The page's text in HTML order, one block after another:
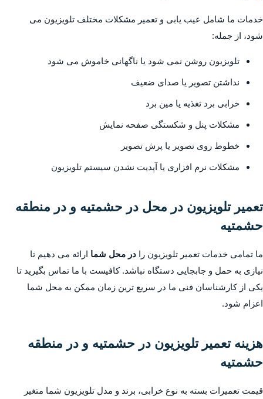
خدمات ما شامل عیب یابی و تعمیر مشکلات مختلف تلویزیون می
شود، از جمله:
تلویزیون روشن نمی شود یا ناگهانی خاموش می شود
نداشتن تصویر یا صدای ضعیف
خرابی برد تغذیه یا مین برد
مشکلات پنل و شکستگی صفحه نمایش
خطوط روی تصویر یا پرش تصویر
مشکلات نرم افزاری یا آپدیت نشدن سیستم تلویزیون
تعمیر تلویزیون در محل در حشمتیه و در منطقه
حشمتیه
ما تمامی خدمات تعمیر تلویزیون را در محل شما ارائه می دهیم تا
نیازی به حمل و جابجایی دستگاه نباشد. کافیست با ما تماس بگیرید تا
یکی از کارشناسان فنی ما در سریع ترین زمان ممکن به محل شما
اعزام شود.
هزینه تعمیر تلویزیون در حشمتیه و در منطقه
حشمتیه
قیمت تعمیرات بسته به نوع خرابی، برند و مدل تلویزیون شما متغیر